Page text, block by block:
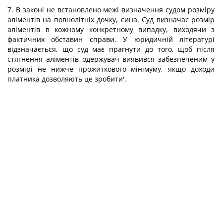
7. В законі не встановлено межі визначення судом розміру
аліментів на повнолітніх дочку, сина. Суд визначає розмір
аліментів в кожному конкретному випадку, виходячи з
фактичних обставин справи. У юридичній літературі
відзначається, що суд має прагнути до того, щоб після
стягнення аліментів одержувач виявився забезпеченим у
розмірі не нижче прожиткового мінімуму, якщо доходи
платника дозволяють це зробити'.